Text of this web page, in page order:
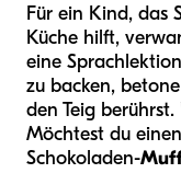
Für ein Kind, das
Küche hilft,
eine
zu backen,
den Teig berührst.
Möchtest du
Schokoladen-